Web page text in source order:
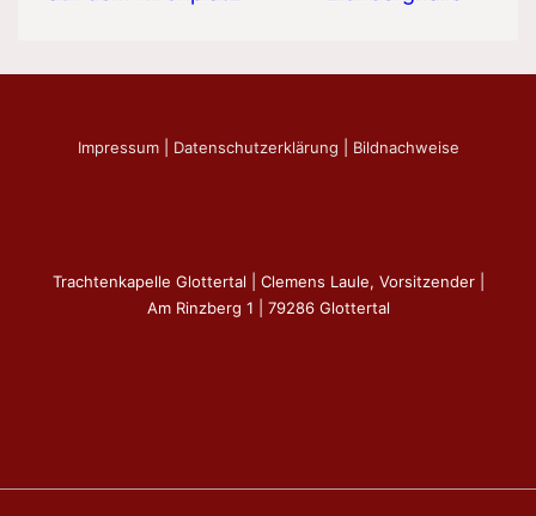
Impressum| Datenschutzerklärung Bildnachweise
Trachtenkapelle Glottertal | Clemens Laule, Vorsitzender |
Am Rinzberg 1 | 79286 Glottertal